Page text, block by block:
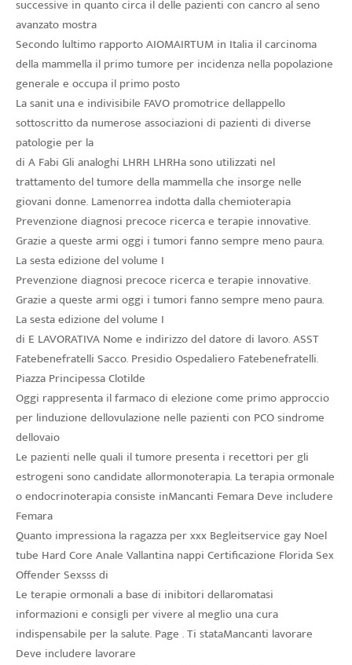
successive in quanto circa il delle pazienti con cancro al seno
avanzato mostra
Secondo lultimo rapporto AIOMAIRTUM in Italia il carcinoma
della mammella il primo tumore per incidenza nella popolazione
generale e occupa il primo posto
La sanit una e indivisibile FAVO promotrice dellappello
sottoscritto da numerose associazioni di pazienti di diverse
patologie per la
di A Fabi Gli analoghi LHRH LHRHa sono utilizzati nel
trattamento del tumore della mammella che insorge nelle
giovani donne. Lamenorrea indotta dalla chemioterapia
Prevenzione diagnosi precoce ricerca e terapie innovative.
Grazie a queste armi oggi i tumori fanno sempre meno paura.
La sesta edizione del volume I
Prevenzione diagnosi precoce ricerca e terapie innovative.
Grazie a queste armi oggi i tumori fanno sempre meno paura.
La sesta edizione del volume I
di E LAVORATIVA Nome e indirizzo del datore di lavoro. ASST
Fatebenefratelli Sacco. Presidio Ospedaliero Fatebenefratelli.
Piazza Principessa Clotilde
Oggi rappresenta il farmaco di elezione come primo approccio
per linduzione dellovulazione nelle pazienti con PCO sindrome
dellovaio
Le pazienti nelle quali il tumore presenta i recettori per gli
estrogeni sono candidate allormonoterapia. La terapia ormonale
o endocrinoterapia consiste inMancanti Femara Deve includere
Femara
Quanto impressiona la ragazza per xxx Begleitservice gay Noel
tube Hard Core Anale Vallantina nappi Certificazione Florida Sex
Offender Sexsss di
Le terapie ormonali a base di inibitori dellaromatasi
informazioni e consigli per vivere al meglio una cura
indispensabile per la salute. Page . Ti stataMancanti lavorare
Deve includere lavorare